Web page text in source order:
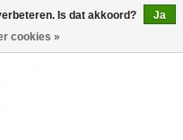
0 Artikelen - €0,00
Is dat akkoord?
Ja
cookies »